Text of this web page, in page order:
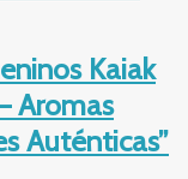
Kaiak
Aromas
Auténticas”